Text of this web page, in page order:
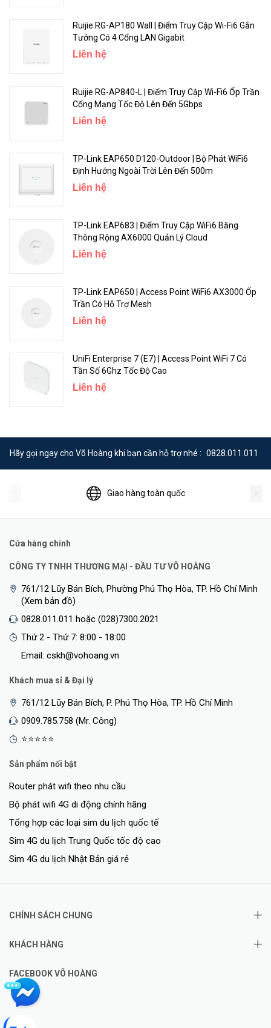
Ruijie RG-AP180 Wall | Điểm Truy Cập Wi-Fi6 Gắn
Tưởng Có 4 Cổng LAN Gigabit
Liên hệ
Ruijie RG-AP840-L | Điểm Truy Cập Wi-Fi6 Ốp Trần
Cổng Mạng Tốc Độ Lên Đến 5Gbps
Liên hệ
TP-Link EAP650 D120-Outdoor | Bộ Phát WiFi6
Định Hướng Ngoài Trời Lên Đến 500m
Liên hệ
TP-Link EAP683 | Điểm Truy Cập WiFi6 Băng
Thông Rộng AX6000 Quản Lý Cloud
Liên hệ
TP-Link EAP650 | Access Point WiFi6 AX3000 Ốp
Trần Có Hỗ Trợ Mesh
Liên hệ
UniFi Enterprise 7 (E7) | Access Point WiFi 7 Có
Tần Số 6Ghz Tốc Độ Cao
Liên hệ
Hãy gọi ngay cho Võ Hoàng khi bạn cần hỗ trợ nhé : 0828.011.011
Giao hàng toàn quốc
Cửa hàng chính
CÔNG TY TNHH THƯƠNG MẠI - ĐẦU TƯ VÕ HOÀNG
761/12 Lũy Bán Bích, Phường Phú Thọ Hòa, TP. Hồ Chí Minh
(Xem bản đồ)
0828.011.011 hoặc (028)7300.2021
Thứ 2 - Thứ 7: 8:00 - 18:00
Email: cskh@vohoang.vn
Khách mua sỉ & Đại lý
761/12 Lũy Bán Bích, P. Phú Thọ Hòa, TP. Hồ Chí Minh
0909.785.758 (Mr. Công)
⭐⭐⭐⭐⭐
Sản phẩm nổi bật
Router phát wifi theo nhu cầu
Bộ phát wifi 4G di động chính hãng
Tổng hợp các loại sim du lịch quốc tế
Sim 4G du lịch Trung Quốc tốc độ cao
Sim 4G du lịch Nhật Bản giá rẻ
CHÍNH SÁCH CHUNG
KHÁCH HÀNG
FACEBOOK VÕ HOÀNG